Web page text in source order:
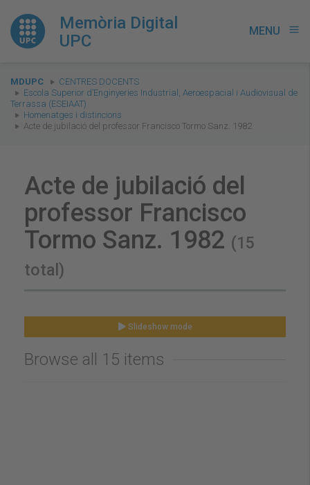
Memòria Digital
UPC
MENU menu
You
are
here:
MDUPC
CENTRES DOCENTS
Escola Superior d’Enginyeries Industrial, Aeroespacial i Audiovisual de
Terrassa (ESEIAAT)
Homenatges i distincions
Acte de jubilació del professor Francisco Tormo Sanz. 1982
Acte de jubilació del
professor Francisco
Tormo Sanz. 1982 (15
total)
Slideshow mode
Browse all 15 items